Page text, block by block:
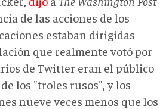
de las acciones de los
estaban dirigidas
que realmente votó por
de Twitter eran el público
los "troles rusos", y los
nueve veces menos que los